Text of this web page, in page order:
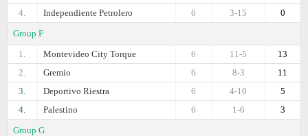
4.
Independiente Petrolero 0
3-15
6
Group F
1.
Montevideo City Torque 13
11-5
6
2.
Gremio 11
8-3
6
3.
Deportivo Riestra 5
4-10
6
4.
Palestino 3
1-6
6
Group G